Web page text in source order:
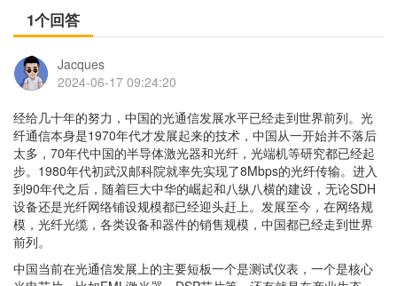
1个回答
Jacques
2024-06-17 09:24:20
经给几十年的努力，中国的光通信发展水平已经走到世界前列。光
纤通信本身是1970年代才发展起来的技术，中国从一开始并不落后
太多，70年代中国的半导体激光器和光纤，光端机等研究都已经起
步。1980年代初武汉邮科院就率先实现了8Mbps的光纤传输。进入
到90年代之后，随着巨大中华的崛起和八纵八横的建设，无论SDH
设备还是光纤网络铺设规模都已经迎头赶上。发展至今，在网络规
模，光纤光缆，各类设备和器件的销售规模，中国都已经走到世界
前列。
中国当前在光通信发展上的主要短板一个是测试仪表，一个是核心